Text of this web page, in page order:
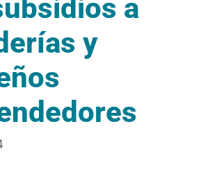
a
y